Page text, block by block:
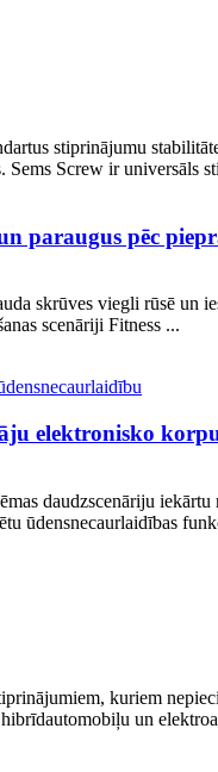
stiprinājumu
Sems Screw ir universāls
paraugus pēc
skrūves viegli rūsē un
scenāriji Fitness ...
elektronisko
daudzscenāriju
ūdensnecaurlaidības
kuriem
un